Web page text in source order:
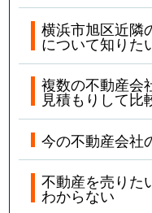
横浜市旭区近隣
について知りた
複数の不動産会
見積もりして比
今の不動産会社
不動産を売りた
わからない